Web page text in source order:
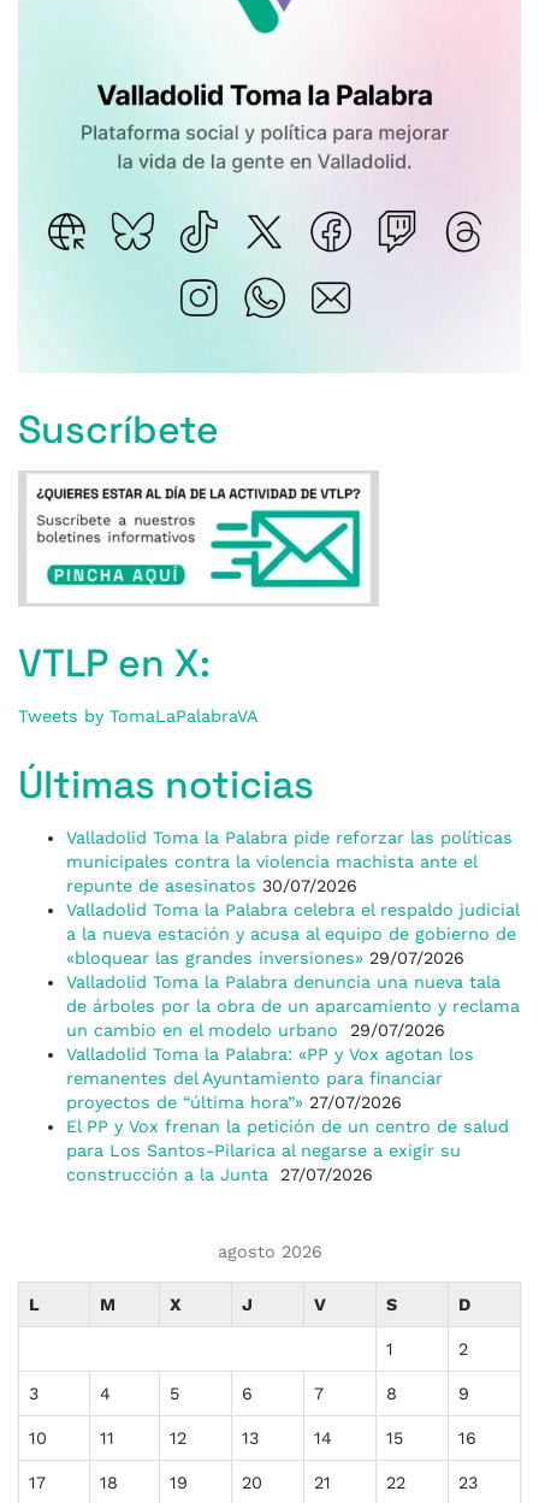
Suscríbete
VTLP en X:
Tweets by TomaLaPalabraVA
Últimas noticias
Valladolid Toma la Palabra pide reforzar las políticas
municipales contra la violencia machista ante el
repunte de asesinatos 30/07/2026
Valladolid Toma la Palabra celebra el respaldo judicial
a la nueva estación y acusa al equipo de gobierno de
«bloquear las grandes inversiones» 29/07/2026
Valladolid Toma la Palabra denuncia una nueva tala
de árboles por la obra de un aparcamiento y reclama
un cambio en el modelo urbano
29/07/2026
Valladolid Toma la Palabra: «PP y Vox agotan los
remanentes del Ayuntamiento para financiar
proyectos de “última hora”» 27/07/2026
El PP y Vox frenan la petición de un centro de salud
para Los Santos-Pilarica al negarse a exigir su
construcción a la Junta
27/07/2026
agosto 2026
L M X J V S D
1 2
3 4 5 6 7 8 9
10 11 12 13 14 15 16
17 18 19 20 21 22 23